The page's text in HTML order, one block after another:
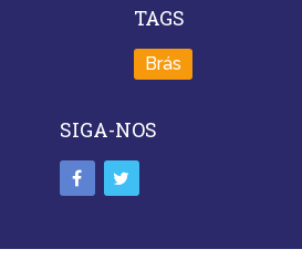
TAGS
Brás
SIGA-NOS